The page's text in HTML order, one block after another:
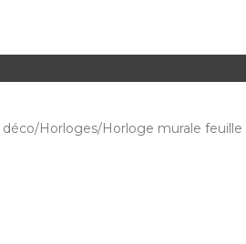
Horloges Horloge murale feuille